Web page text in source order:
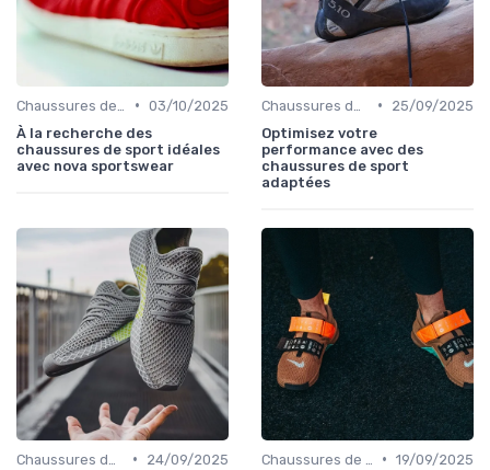
• 03/10/2025
À la recherche des
chaussures de sport idéales
avec nova sportswear
•
25/09/2025
Optimisez votre
performance avec des
chaussures de sport
adaptées
•
24/09/2025
• 19/09/2025